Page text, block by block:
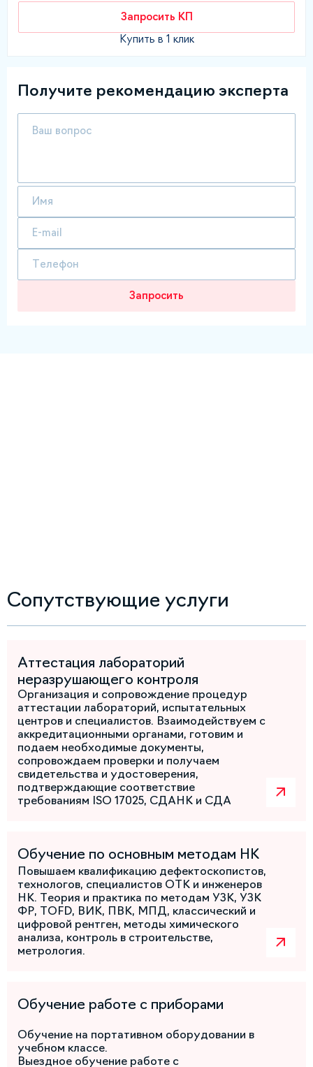
Запросить КП
Купить в 1 клик
Получите рекомендацию эксперта
Запросить
Сопутствующие услуги
Аттестация лабораторий
неразрушающего контроля
Организация и сопровождение процедур
аттестации лабораторий, испытательных
центров и специалистов. Взаимодействуем с
аккредитационными органами, готовим и
подаем необходимые документы,
сопровождаем проверки и получаем
свидетельства и удостоверения,
подтверждающие соответствие
требованиям ISO 17025, СДАНК и СДА
Обучение по основным методам НК
Повышаем квалификацию дефектоскопистов,
технологов, специалистов ОТК и инженеров
НК. Теория и практика по методам УЗК, УЗК
ФР, TOFD, ВИК, ПВК, МПД, классический и
цифровой рентген, методы химического
анализа, контроль в строительстве,
метрология.
Обучение работе с приборами
Обучение на портативном оборудовании в
учебном классе.
Выездное обучение работе с